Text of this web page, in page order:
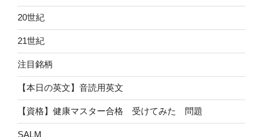
20世紀
21世紀
注目銘柄
【本日の英文】音読用英文
【資格】健康マスター合格 受けてみた 問題
SALM